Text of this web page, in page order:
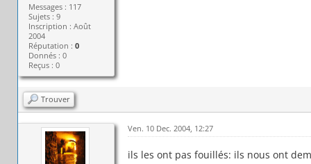
Messages : 117
Sujets : 9
Inscription : Août
2004
Réputation :0
Donnés : 0
Reçus : 0
Trouver
Ven. 10 Dec. 2004, 12:27
ils les ont pas fouillés: ils nous ont